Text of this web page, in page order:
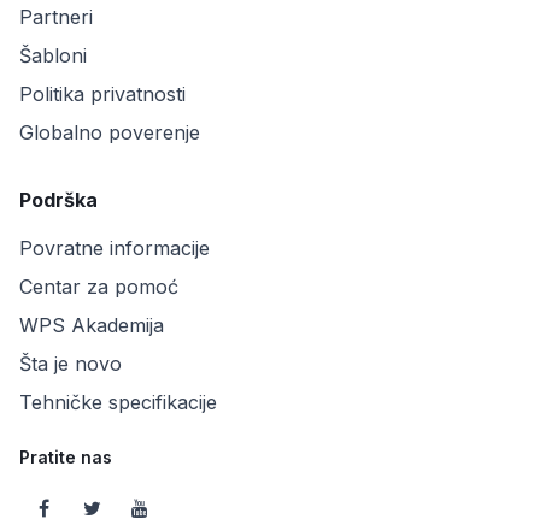
Partneri
Šabloni
Politika privatnosti
Globalno poverenje
Podrška
Povratne informacije
Centar za pomoć
WPS Akademija
Šta je novo
Tehničke specifikacije
Pratite nas